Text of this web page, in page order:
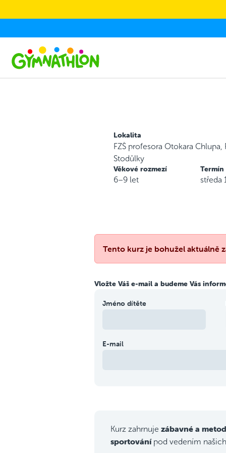
Lokalita
FZŠ profesora Otokara Chlupa,
Stodůlky
Věkové rozmezí
6–9 let
Termín
středa
Tento kurz je bohužel aktuálně
Vložte Váš e-mail a budeme Vás
Jméno dítěte
E-mail
Kurz zahrnuje zábavné a
sportovánípod vedením našich